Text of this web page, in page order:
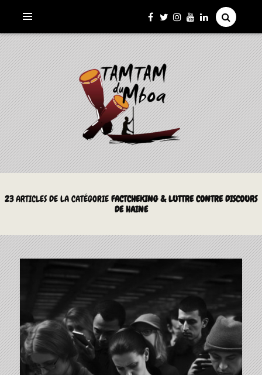
LE TAMTAM DU MBOA
La Culture du Mboa Dévoilée !
23ARTICLES DE LA CATÉGORIE FACTCHEKING & LUTTRE CONTRE DISCOURS
DE HAINE